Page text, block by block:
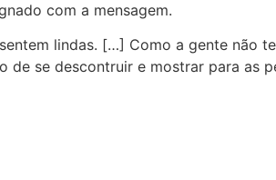
com a mensagem.
lindas. […] Como a gente não
se descontruir e mostrar para as